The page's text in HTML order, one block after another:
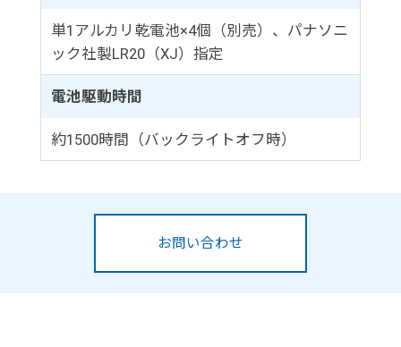
単1アルカリ乾電池×4個（別売）、パナソニ
ック社製LR20（XJ）指定
電池駆動時間
約1500時間（バックライトオフ時）
お問い合わせ